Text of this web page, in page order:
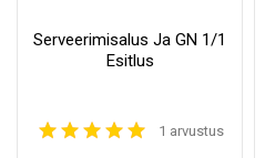
Serveerimisalus Ja GN 1/1
Esitlus
1 arvustus